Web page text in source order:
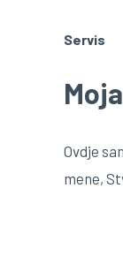
Servis
Ovdje
mene,